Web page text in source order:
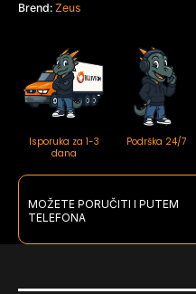
Brend: Zeus
Isporuka za 1-3
dana
Podrška 24/7
MOŽETE PORUČITI I PUTEM
TELEFONA